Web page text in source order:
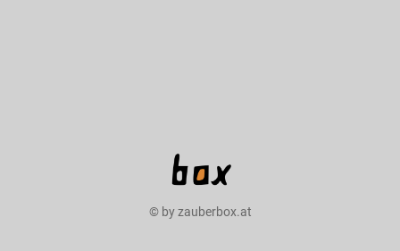
© by zauberbox.at